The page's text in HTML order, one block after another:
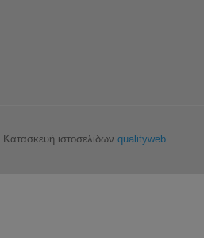
Κατασκευή ιστοσελίδων qualityweb